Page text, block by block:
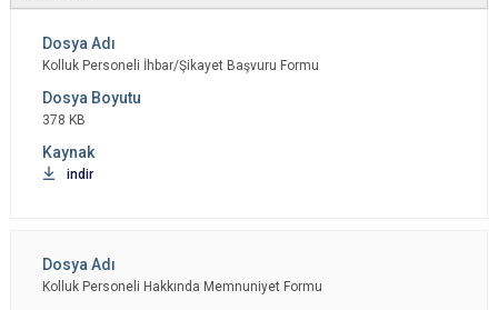
Kolluk Personeli İhbar/Şikayet Başvuru Formu
378 KB
indir
Kolluk Personeli Hakkında Memnuniyet Formu